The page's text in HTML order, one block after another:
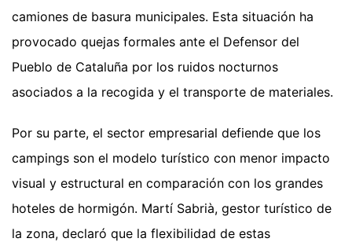
camiones de basura municipales. Esta situación ha
provocado quejas formales ante el Defensor del
Pueblo de Cataluña por los ruidos nocturnos
asociados a la recogida y el transporte de materiales.
Por su parte, el sector empresarial defiende que los
campings son el modelo turístico con menor impacto
visual y estructural en comparación con los grandes
hoteles de hormigón. Martí Sabrià, gestor turístico de
la zona, declaró que la flexibilidad de estas